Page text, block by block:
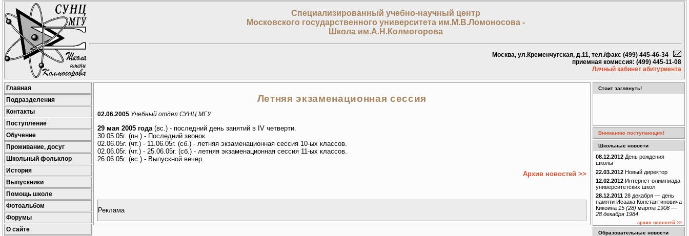
Специализированный учебно-научный центр
Московского государственного университета им.М.В.Ломоносова -
Школа им.А.Н.Колмогорова
Москва, ул.Кременчугская, д.11, тел./факс (499) 445-46-34
приемная комиссия: (499) 445-11-08
Личный кабинет абитуриента
Главная
Подразделения
Контакты
Поступление
Обучение
Проживание, досуг
Школьный фольклор
История
Выпускники
Помощь школе
Фотоальбом
Форумы
О сайте
Летняя экзаменационная сессия
02.06.2005 Учебный отдел СУНЦ МГУ
29 мая 2005 года(вс.) - последний день занятий в IV четверти.
30.05.05г. (пн.) - Последний звонок.
02.06.05г. (чт.) - 11.06.05г. (сб.) - летняя экзаменационная сессия 10-ых классов.
02.06.05г. (чт.) - 25.06.05г. (сб.) - летняя экзаменационная сессия 11-ых классов.
26.06.05г. (вс.) - Выпускной вечер.
Архив новостей >>
Реклама
Стоит заглянуть!
Вниманию поступающих!
Школьные новости
08.12.2012 День рождения
школы
22.03.2012 Новый директор
12.02.2012 Интернет-олимпиада
университетских школ
28.12.2011 28 декабря — день
памяти Исаака Константиновича
Кикоина 15 (28) марта 1908 —
28 декабря 1984
архив новостей >>
Образовательные новости